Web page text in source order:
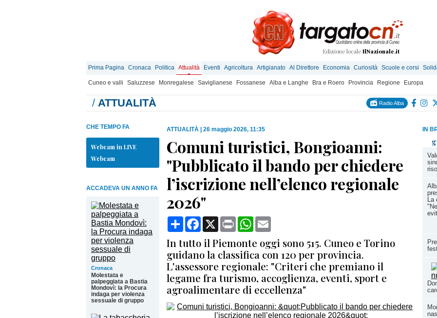
Edizione locale IlNazionale.it
Prima Pagina Cronaca Politica Attualità Eventi Agricoltura Artigianato Al Direttore Economia Curiosità Scuole e corsi
Cuneo e valli Saluzzese Monregalese Saviglianese Fossanese Alba e Langhe Bra e Roero Provincia Regione Europa
/ ATTUALITÀ Radio Alba
IN
La
CHE TEMPO FA
Webcam in LIVE
Webcam
ACCADEVA UN ANNO FA
Cronaca
Molestata e
palpeggiata a Bastia
Mondovì: la Procura
indaga per violenza
sessuale di gruppo
ATTUALITÀ 26 maggio 2026, 11:35
Comuni turistici, Bongioanni:
"Pubblicato il bando per chiedere
l’iscrizione nell’elenco regionale
2026"
CondividiFacebook
X Print WhatsApp
In tutto il Piemonte oggi sono 515. Cuneo e Torino
guidano la classifica con 120 per provincia.
L'assessore regionale: "Criteri che premiano il
legame fra turismo, accoglienza, eventi, sport e
agroalimentare di eccellenza"